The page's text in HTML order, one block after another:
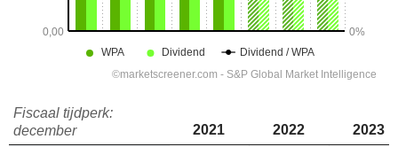
Fiscaal tijdperk:
december
2021 2022
2023